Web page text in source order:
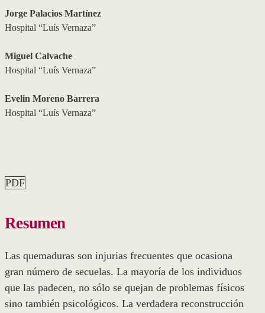
Jorge Palacios Martínez
Hospital “Luís Vernaza”
Miguel Calvache
Hospital “Luís Vernaza”
Evelin Moreno Barrera
Hospital “Luís Vernaza”
PDF
Resumen
Las quemaduras son injurias frecuentes que ocasiona
gran número de secuelas. La mayoría de los individuos
que las padecen, no sólo se quejan de problemas físicos
sino también psicológicos. La verdadera reconstrucción